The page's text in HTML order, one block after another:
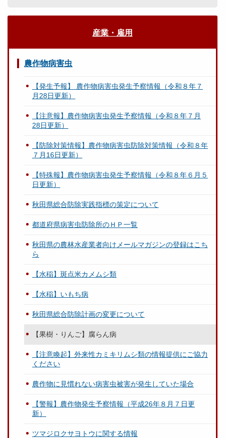
産業・雇用
農作物病害虫
【発生予報】 農作物病害虫発生予察情報（令和８年７
月28日更新）
【注意報】農作物病害虫発生予察情報（令和８年７月
28日更新）
【防除対策情報】農作物病害虫防除対策情報（令和８年
７月16日更新）
【特殊報】農作物病害虫発生予察情報（令和８年６月５
日更新）
秋田県総合防除実践指標の策定について
都道府県病害虫防除所のＨＰ一覧
秋田県の農林水産業者向けメールマガジンの登録はこち
ら
【水稲】斑点米カメムシ類
【水稲】いもち病
秋田県総合防除計画の変更について
【果樹・りんご】腐らん病
【注意喚起】外来性カミキリムシ類の情報提供にご協力
ください
農作物に見慣れない病害虫被害が発生していた場合
【警報】農作物発生予察情報（平成26年８月７日更
新）
ツマジロクサヨトウに関する情報